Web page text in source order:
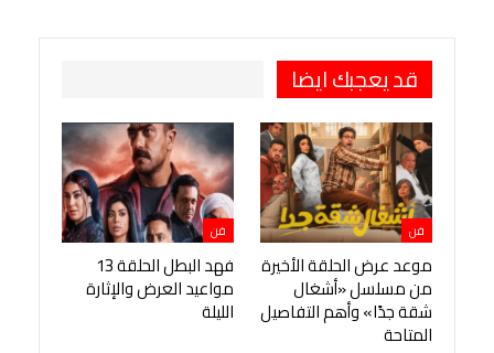
قد يعجبك ايضا
فن
موعد عرض الحلقة الأخيرة
من مسلسل «أشغال
شقة جدًا» وأهم التفاصيل
المتاحة
فن
فهد البطل الحلقة 13
مواعيد العرض والإثارة
الليلة